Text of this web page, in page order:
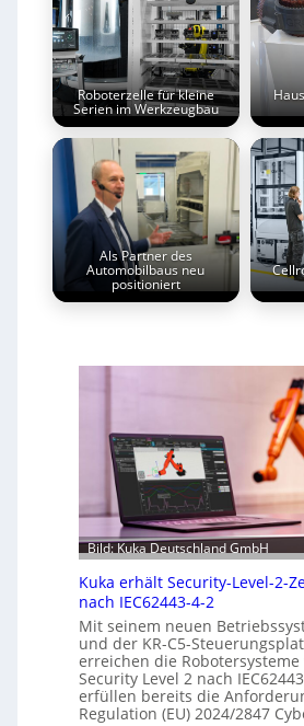
Roboterzelle für kleine
Serien im Werkzeugbau
Als Partner des
Automobilbaus neu
positioniert
Bild: Kuka Deutschland GmbH
Kuka erhält Security-Level-2-
nach IEC62443-4-2
Mit seinem neuen
und der KR-C5-
erreichen die Robotersysteme
Security Level 2 nach
erfüllen bereits die
Regulation (EU) 2024/2847